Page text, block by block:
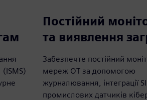
(ISMS)
Постійний
та виявлення
Забезпечте постійний
мереж OT за допомогою
журналювання, інтеграції
промислових датчиків